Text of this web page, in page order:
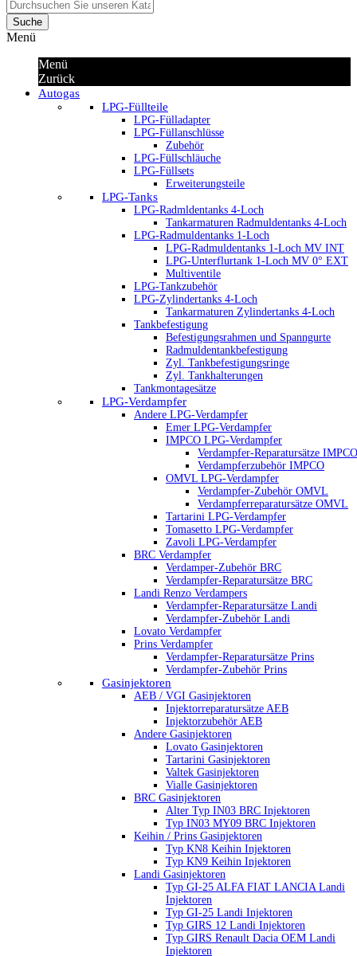
Suche
Menü
Menü
Zurück
Autogas
LPG-Füllteile
LPG-Fülladapter
LPG-Füllanschlüsse
Zubehör
LPG-Füllschläuche
LPG-Füllsets
Erweiterungsteile
LPG-Tanks
LPG-Radmldentanks 4-Loch
Tankarmaturen Radmuldentanks 4-Loch
LPG-Radmuldentanks 1-Loch
LPG-Radmuldentanks 1-Loch MV INT
LPG-Unterflurtank 1-Loch MV 0° EXT
Multiventile
LPG-Tankzubehör
LPG-Zylindertanks 4-Loch
Tankarmaturen Zylindertanks 4-Loch
Tankbefestigung
Befestigungsrahmen und Spanngurte
Radmuldentankbefestigung
Zyl. Tankbefestigungsringe
Zyl. Tankhalterungen
Tankmontagesätze
LPG-Verdampfer
Andere LPG-Verdampfer
Emer LPG-Verdampfer
IMPCO LPG-Verdampfer
Verdampfer-Reparatursätze IMPCO
Verdampferzubehör IMPCO
OMVL LPG-Verdampfer
Verdampfer-Zubehör OMVL
Verdampferreparatursätze OMVL
Tartarini LPG-Verdampfer
Tomasetto LPG-Verdampfer
Zavoli LPG-Verdampfer
BRC Verdampfer
Verdamper-Zubehör BRC
Verdampfer-Reparatursätze BRC
Landi Renzo Verdampers
Verdampfer-Reparatursätze Landi
Verdampfer-Zubehör Landi
Lovato Verdampfer
Prins Verdampfer
Verdampfer-Reparatursätze Prins
Verdampfer-Zubehör Prins
Gasinjektoren
AEB / VGI Gasinjektoren
Injektorreparatursätze AEB
Injektorzubehör AEB
Andere Gasinjektoren
Lovato Gasinjektoren
Tartarini Gasinjektoren
Valtek Gasinjektoren
Vialle Gasinjektoren
BRC Gasinjektoren
Alter Typ IN03 BRC Injektoren
Typ IN03 MY09 BRC Injektoren
Keihin / Prins Gasinjektoren
Typ KN8 Keihin Injektoren
Typ KN9 Keihin Injektoren
Landi Gasinjektoren
Typ GI-25 ALFA FIAT LANCIA Landi
Injektoren
Typ GI-25 Landi Injektoren
Typ GIRS 12 Landi Injektoren
Typ GIRS Renault Dacia OEM Landi
Injektoren